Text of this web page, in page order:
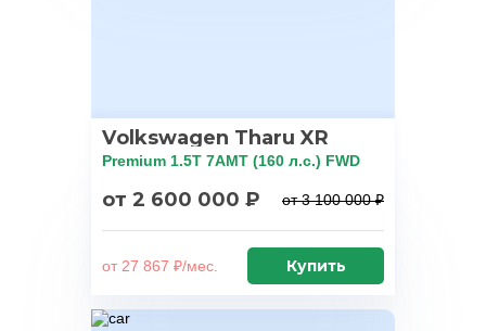
Volkswagen Tharu XR
Premium 1.5T 7AMT (160 л.с.) FWD
от 2 600 000 ₽ от 3 100 000 ₽
от 27 867 ₽/мес. Купить